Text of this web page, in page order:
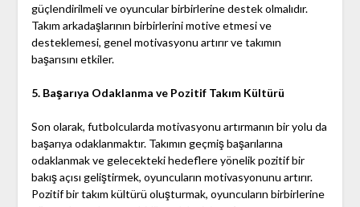
güçlendirilmeli ve oyuncular birbirlerine destek olmalıdır.
Takım arkadaşlarının birbirlerini motive etmesi ve
desteklemesi, genel motivasyonu artırır ve takımın
başarısını etkiler.
5. Başarıya Odaklanma ve Pozitif Takım Kültürü
Son olarak, futbolcularda motivasyonu artırmanın bir yolu da
başarıya odaklanmaktır. Takımın geçmiş başarılarına
odaklanmak ve gelecekteki hedeflere yönelik pozitif bir
bakış açısı geliştirmek, oyuncuların motivasyonunu artırır.
Pozitif bir takım kültürü oluşturmak, oyuncuların birbirlerine